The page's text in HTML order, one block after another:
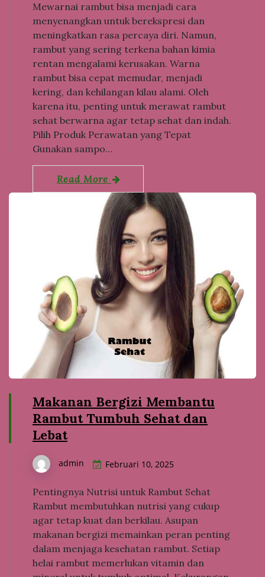
Mewarnai rambut bisa menjadi cara
menyenangkan untuk berekspresi dan
meningkatkan rasa percaya diri. Namun,
rambut yang sering terkena bahan kimia
rentan mengalami kerusakan. Warna
rambut bisa cepat memudar, menjadi
kering, dan kehilangan kilau alami. Oleh
karena itu, penting untuk merawat rambut
sehat berwarna agar tetap sehat dan indah.
Pilih Produk Perawatan yang Tepat
Gunakan sampo…
Read More
Makanan Bergizi Membantu
Rambut Tumbuh Sehat dan
Lebat
admin Februari 10, 2025
Pentingnya Nutrisi untuk Rambut Sehat
Rambut membutuhkan nutrisi yang cukup
agar tetap kuat dan berkilau. Asupan
makanan bergizi memainkan peran penting
dalam menjaga kesehatan rambut. Setiap
helai rambut memerlukan vitamin dan